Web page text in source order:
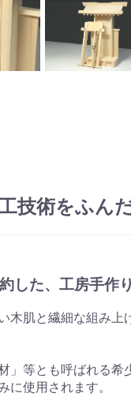
技術をふん
した、工房手作
木肌と繊細な組み上
」等とも呼ばれる
に使用されます。